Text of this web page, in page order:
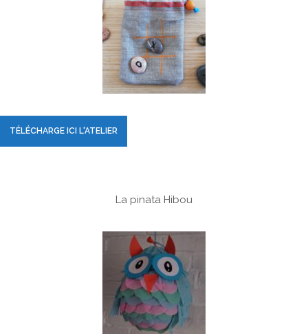
TÉLÉCHARGE ICI L'ATELIER
La pinata Hibou